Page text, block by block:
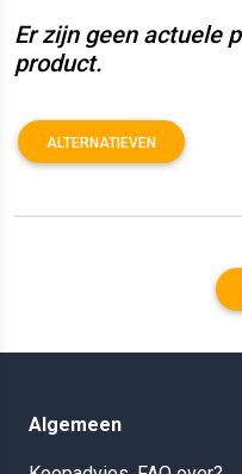
Er zijn geen actuele
product.
ALTERNATIEVEN
Algemeen